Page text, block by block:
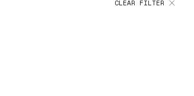
CLEAR FILTER